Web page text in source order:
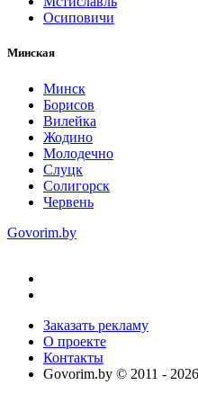
Осиповичи
Минская
Минск
Борисов
Вилейка
Жодино
Молодечно
Слуцк
Солигорск
Червень
Govorim.by
Заказать рекламу
О проекте
Контакты
Govorim.by © 2011 - 2026